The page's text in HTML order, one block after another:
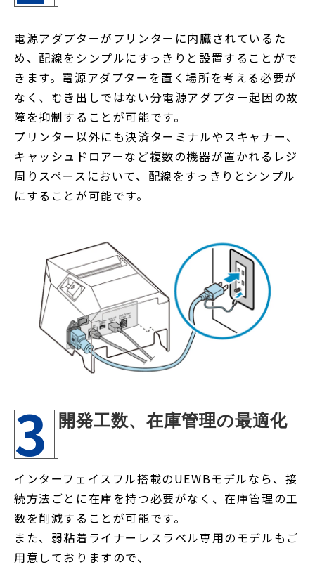
電源アダプターがプリンターに内臓されているた
め、配線をシンプルにすっきりと設置することがで
きます。電源アダプターを置く場所を考える必要が
なく、むき出しではない分電源アダプター起因の故
障を抑制することが可能です。
プリンター以外にも決済ターミナルやスキャナー、
キャッシュドロアーなど複数の機器が置かれるレジ
周りスペースにおいて、配線をすっきりとシンプル
にすることが可能です。
3 開発工数、在庫管理の最適化
インターフェイスフル搭載のUEWBモデルなら、接
続方法ごとに在庫を持つ必要がなく、在庫管理の工
数を削減することが可能です。
また、弱粘着ライナーレスラベル専用のモデルもご
用意しておりますので、